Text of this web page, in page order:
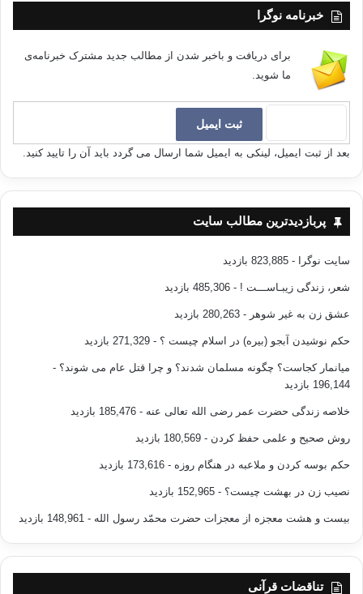
خبرنامه نوگرا
برای دریافت و باخبر شدن از مطالب جدید مشترک خبرنامه‌ی
ما شوید.
بعد از ثبت ایمیل، لینکی به ایمیل شما ارسال می گردد باید آن را تایید کنید.
پربازدیدترین مطالب سایت
سایت نوگرا - 823,885 بازدید
شعر، زندگی زیبـاســـت ! - 485,306 بازدید
عشق زن به غیر شوهر - 280,263 بازدید
حکم نوشیدن آبجو (بیره) در اسلام چیست ؟ - 271,329 بازدید
میانمار کجاست؟ چگونه مسلمان شدند؟ و چرا قتل عام می شوند؟ -
196,144 بازدید
خلاصه زندگی حضرت عمر رضی الله تعالی عنه - 185,476 بازدید
روش صحیح و علمی حفظ کردن - 180,569 بازدید
حکم بوسه کردن و ملاعبه در هنگام روزه - 173,616 بازدید
نصیب زن در بهشت چیست؟ - 152,965 بازدید
بیست و هشت معجزه از معجزات حضرت محمّد رسول الله - 148,961 بازدید
تناقضات قرآنی